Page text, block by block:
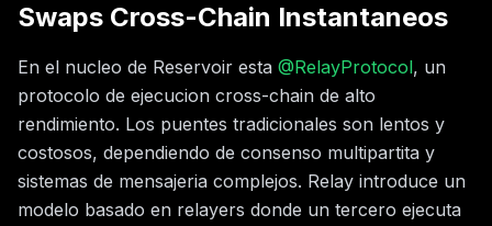
Swaps Cross-Chain Instantaneos
En el nucleo de Reservoir esta @RelayProtocol, un
protocolo de ejecucion cross-chain de alto
rendimiento. Los puentes tradicionales son lentos y
costosos, dependiendo de consenso multipartita y
sistemas de mensajeria complejos. Relay introduce un
modelo basado en relayers donde un tercero ejecuta